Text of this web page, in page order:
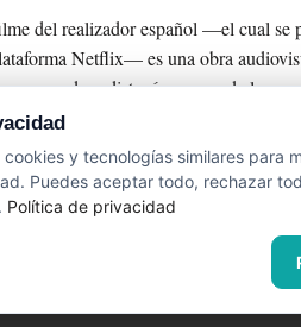
del realizador español —el cual se
Netflix— es una obra
distopía, acerca de los…
RESERVADOS.
cookies y tecnologías similares para
Puedes aceptar todo, rechazar
Política de privacidad